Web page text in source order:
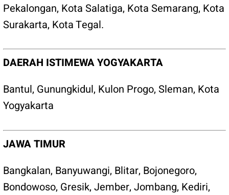
Pekalongan, Kota Salatiga, Kota Semarang, Kota
Surakarta, Kota Tegal.
DAERAH ISTIMEWA YOGYAKARTA
Bantul, Gunungkidul, Kulon Progo, Sleman, Kota
Yogyakarta
JAWA TIMUR
Bangkalan, Banyuwangi, Blitar, Bojonegoro,
Bondowoso, Gresik, Jember, Jombang, Kediri,